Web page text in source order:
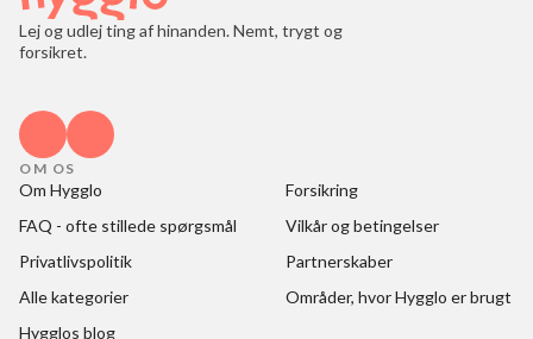
Lej og udlej ting af hinanden. Nemt, trygt og
forsikret.
OM OS
Om Hygglo
Forsikring
FAQ - ofte stillede spørgsmål
Vilkår og betingelser
Privatlivspolitik
Partnerskaber
Alle kategorier
Områder, hvor Hygglo er brugt
Hygglos blog